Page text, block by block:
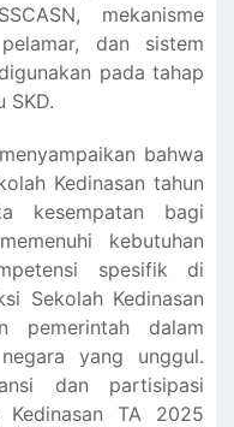
mekanisme
dan sistem
pada tahap
SKD.
bahwa
Kedinasan tahun
kesempatan bagi
kebutuhan
spesifik di
Sekolah Kedinasan
pemerintah dalam
yang unggul.
dan partisipasi
Kedinasan TA 2025